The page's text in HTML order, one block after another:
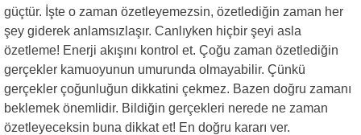
güçtür. İşte o zaman özetleyemezsin, özetlediğin zaman her
şey giderek anlamsızlaşır. Canlıyken hiçbir şeyi asla
özetleme! Enerji akışını kontrol et. Çoğu zaman özetlediğin
gerçekler kamuoyunun umurunda olmayabilir. Çünkü
gerçekler çoğunluğun dikkatini çekmez. Bazen doğru zamanı
beklemek önemlidir. Bildiğin gerçekleri nerede ne zaman
özetleyeceksin buna dikkat et! En doğru kararı ver.